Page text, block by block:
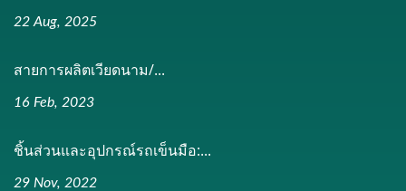
22 Aug, 2025
สายการผลิตเวียดนาม/...
16 Feb, 2023
ชิ้นส่วนและอุปกรณ์รถเข็นมือ:...
29 Nov, 2022